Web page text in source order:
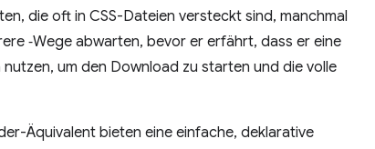
die oft in CSS-Dateien versteckt sind, manchmal
‑Wege abwarten, bevor er erfährt, dass er eine
um den Download zu starten und die volle
Äquivalent bieten eine einfache, deklarative